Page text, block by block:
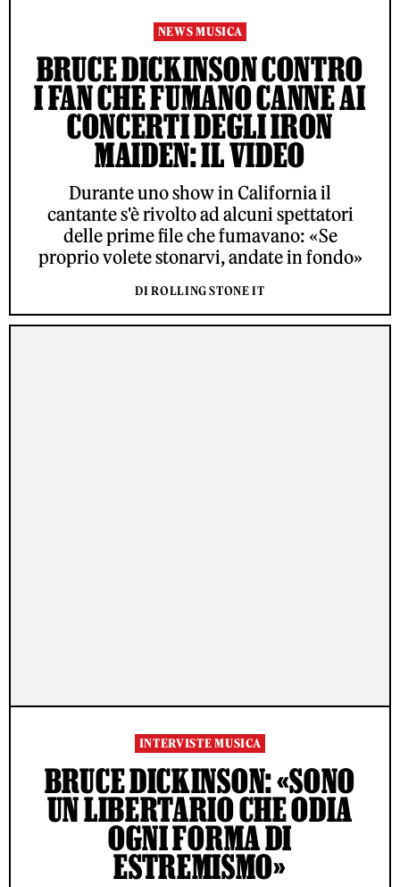
NEWS MUSICA
BRUCE DICKINSON CONTRO
I FAN CHE FUMANO CANNE AI
CONCERTI DEGLI IRON
MAIDEN: IL VIDEO
Durante uno show in California il
cantante s'è rivolto ad alcuni spettatori
delle prime file che fumavano: «Se
proprio volete stonarvi, andate in fondo»
DI ROLLING STONE IT
INTERVISTE MUSICA
BRUCE DICKINSON: «SONO
UN LIBERTARIO CHE ODIA
OGNI FORMA DI
ESTREMISMO»